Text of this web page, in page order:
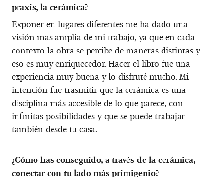
praxis, la cerámica?
Exponer en lugares diferentes me ha dado una
visión mas amplia de mi trabajo, ya que en cada
contexto la obra se percibe de maneras distintas y
eso es muy enriquecedor. Hacer el libro fue una
experiencia muy buena y lo disfruté mucho. Mi
intención fue trasmitir que la cerámica es una
disciplina más accesible de lo que parece, con
infinitas posibilidades y que se puede trabajar
también desde tu casa.
¿Cómo has conseguido, a través de la cerámica,
conectar con tu lado más primigenio?